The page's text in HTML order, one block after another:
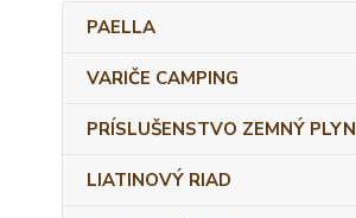
PAELLA
VARIČE CAMPING
PRÍSLUŠENSTVO ZEMNÝ PLYN
LIATINOVÝ RIAD